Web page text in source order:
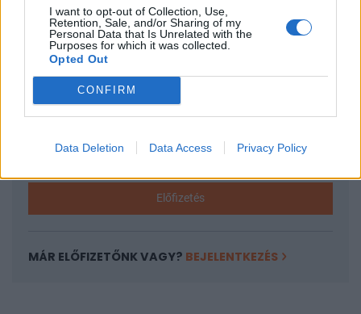
I want to opt-out of Collection, Use,
Retention, Sale, and/or Sharing of my
Personal Data that Is Unrelated with the
Purposes for which it was collected.
Opted Out
CONFIRM
Data Deletion Data Access Privacy Policy
A keresett cikk a portfolio.hu hírarchívumához
tartozik, melynek olvasása előfizetéses
regisztrációhoz kötött.
Az előfizetés a következőket tartalmazza:
Portfolio.hu teljes cikkarchívum
Előfizetés
MÁR ELŐFIZETŐNK VAGY? BEJELENTKEZÉS